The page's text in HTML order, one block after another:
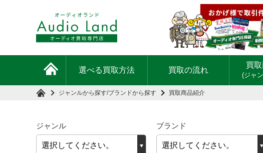
選べる買取方法 買取の流れ
買
(ジャ
ジャンルから探す/ブランドから探す 買取商品紹介
ジャンル ブランド